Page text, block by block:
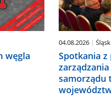
węgla
04.08.2026 Śląsk
Spotkania
samorządu